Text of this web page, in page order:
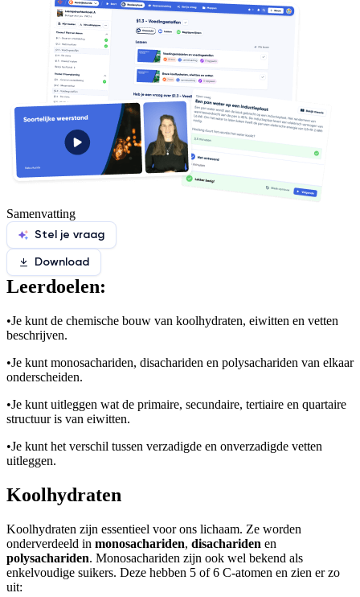
Samenvatting
Stel je vraag
Download
Leerdoelen:
•Je kunt de chemische bouw van koolhydraten, eiwitten en vetten
beschrijven.
•Je kunt monosachariden, disachariden en polysachariden van elkaar
onderscheiden.
•Je kunt uitleggen wat de primaire, secundaire, tertiaire en quartaire
structuur is van eiwitten.
•Je kunt het verschil tussen verzadigde en onverzadigde vetten
uitleggen.
Koolhydraten
Koolhydraten zijn essentieel voor ons lichaam. Ze worden
onderverdeeld in monosachariden, disachariden en
polysachariden. Monosachariden zijn ook wel bekend als
enkelvoudige suikers. Deze hebben 5 of 6 C-atomen en zien er zo
uit: